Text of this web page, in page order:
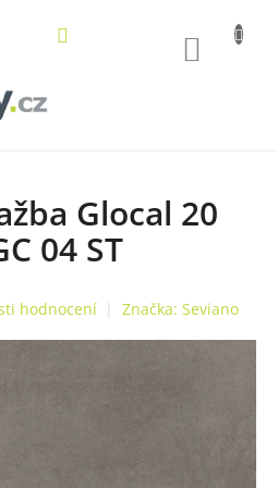
Glocal 20
04 ST
hodnocení Značka: Seviano